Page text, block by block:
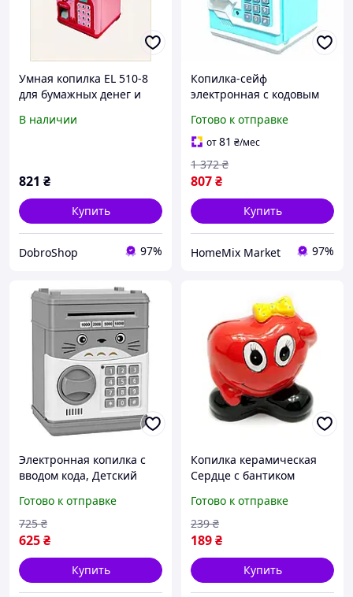
Умная копилка EL 510-8
для бумажных денег и
В наличии
821 ₴
Купить
DobroShop 97%
Копилка-сейф
электронная с кодовым
13 см Пластик HM-15276
Готово к отправке
от81 ₴/мес
807₴
1 372 ₴
Купить
HomeMix Market 97%
Электронная копилка с
вводом кода, Детский
Копилка в виде сейфа для
дома SG-65
Готово к отправке
625₴
725 ₴
Купить
Копилка керамическая
Сердце с бантиком
9.5х10х7 см, декор для
дома и интерьера
Готово к отправке
189₴
239 ₴
Купить